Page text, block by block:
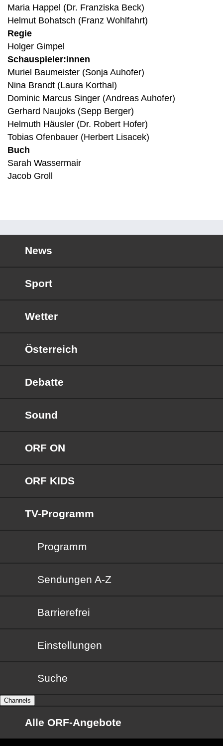
Maria Happel (Dr. Franziska Beck)
Helmut Bohatsch (Franz Wohlfahrt)
Regie
Holger Gimpel
Schauspieler:innen
Muriel Baumeister (Sonja Auhofer)
Nina Brandt (Laura Korthal)
Dominic Marcus Singer (Andreas Auhofer)
Gerhard Naujoks (Sepp Berger)
Helmuth Häusler (Dr. Robert Hofer)
Tobias Ofenbauer (Herbert Lisacek)
Buch
Sarah Wassermair
Jacob Groll
News
Sport
Wetter
Österreich
Debatte
Sound
ORF ON
ORF KIDS
TV-Programm
Programm
Sendungen von A bis Z
Sendungen A-Z
Barrierefrei
Barrierefrei
Einstellungen
Suche
Channels
Alle ORF-Angebote